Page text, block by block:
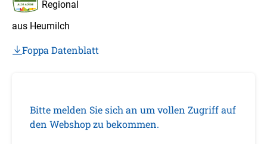
aus Heumilch
Foppa Datenblatt
Bitte melden Sie sich an um vollen Zugriff auf
den Webshop zu bekommen.